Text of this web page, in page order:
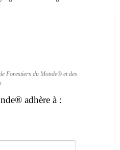
Forestiers du Monde® et des
adhère à :